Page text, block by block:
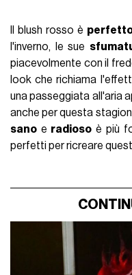
Il blush rosso è
l'inverno, le sue
piacevolmente con il
look che richiama
una passeggiata all'aria
anche per questa
sano e radioso è più
perfetti per ricreare